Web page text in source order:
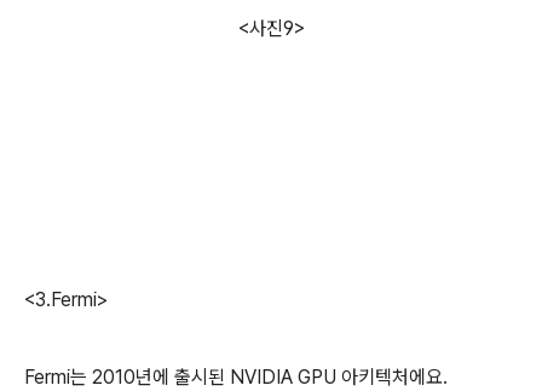
<사진9>
<3.Fermi>
Fermi는 2010년에 출시된 NVIDIA GPU 아키텍처에요.